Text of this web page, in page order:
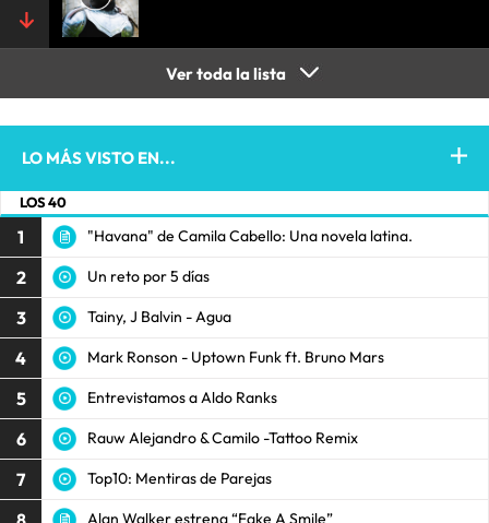
Ver toda la lista
LO MÁS VISTO EN...
LOS 40
1 "Havana" de Camila Cabello: Una novela latina.
2 Un reto por 5 días
3 Tainy, J Balvin - Agua
4 Mark Ronson - Uptown Funk ft. Bruno Mars
5 Entrevistamos a Aldo Ranks
6 Rauw Alejandro & Camilo -Tattoo Remix
7 Top10: Mentiras de Parejas
Alan Walker estrena “Fake A Smile”